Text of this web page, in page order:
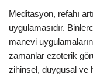
Meditasyon, refahı
uygulamasıdır.
manevi
zamanlar ezoterik
zihinsel, duygusal ve